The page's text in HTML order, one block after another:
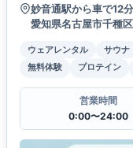
妙音通駅から車で12分
愛知県名古屋市千種
ウェアレンタル サウナ
無料体験
プロテイン
営業時間
0:00〜24:00